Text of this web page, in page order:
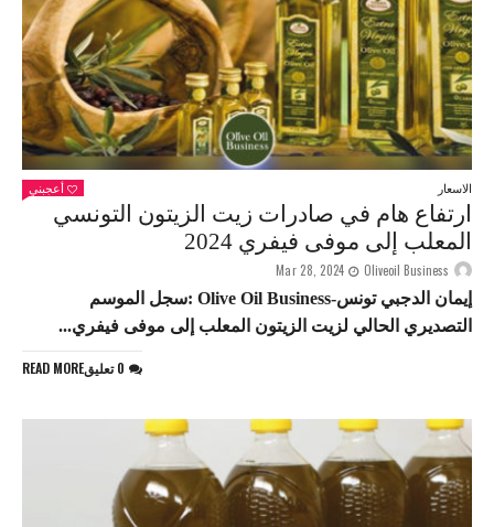
الاسعار أعجبني
ارتفاع هام في صادرات زيت الزيتون التونسي
المعلب إلى موفى فيفري 2024
Oliveoil Business
Mar 28, 2024
إيمان الدجبي تونس-Olive Oil Business :سجل الموسم
التصديري الحالي لزيت الزيتون المعلب إلى موفى فيفري...
READ MORE 0 تعليق